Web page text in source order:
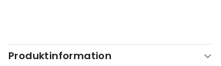
Produktinformation